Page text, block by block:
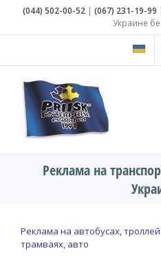
content
(044) 502-00-52 | (067) 231-19-99
Украине
Реклама на
Реклама на автобусах,
трамваях, авто